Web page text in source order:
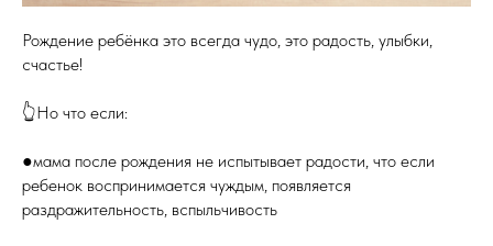
Рождение ребёнка это всегда чудо, это радость, улыбки,
счастье!
👆Но что если:
●мама после рождения не испытывает радости, что если
ребенок воспринимается чуждым, появляется
раздражительность, вспыльчивость